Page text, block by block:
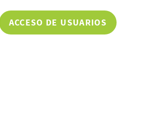
ACCESO DE USUARIOS